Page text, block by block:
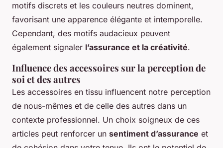
motifs discrets et les couleurs neutres dominent,
favorisant une apparence élégante et intemporelle.
Cependant, des motifs audacieux peuvent
également signaler l’assurance et la créativité.
Influence des accessoires sur la perception de
soi et des autres
Les accessoires en tissu influencent notre perception
de nous-mêmes et de celle des autres dans un
contexte professionnel. Un choix soigneux de ces
articles peut renforcer un sentiment d’assurance et